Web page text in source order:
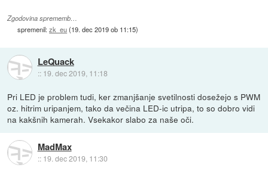
Zgodovina sprememb…
spremenil:zk_eu(19. dec 2019 ob 11:15)
LeQuack
:: 19. dec 2019, 11:18
Pri LED je problem tudi, ker zmanjšanje svetilnosti dosežejo s PWM
oz. hitrim uripanjem, tako da večina LED-ic utripa, to so dobro vidi
na kakšnih kamerah. Vsekakor slabo za naše oči.
MadMax
:: 19. dec 2019, 11:30